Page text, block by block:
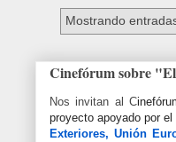
Mostrando
Cinefórum sobre
Nos invitan al C
proyecto apoyado por el
Exteriores, Unión